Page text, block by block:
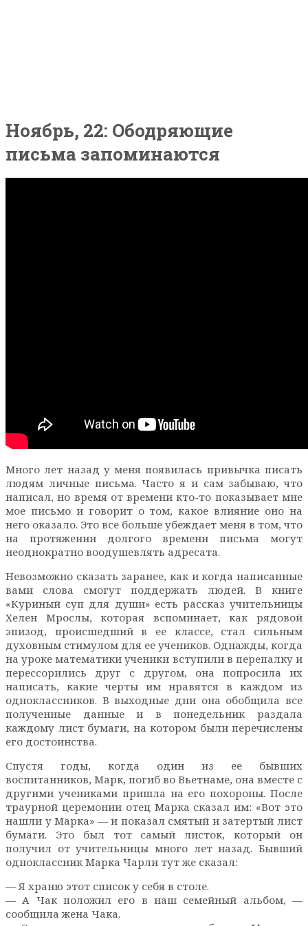
Ноябрь, 22: Ободряющие
письма запоминаются
Много лет назад у меня появилась привычка писать
людям личные письма. Часто я и сам забываю, что
написал, но время от времени кто-то показывает мне
мое письмо и говорит о том, какое влияние оно на
него оказало. Это все больше убеждает меня в том, что
на протяжении долгого времени письма могут
неоднократно воодушевлять адресата.
Невозможно сказать заранее, как и когда написанные
вами слова смогут поддержать людей. В книге
«Куриный суп для души» есть рассказ учительницы
Хелен Мрослы, которая вспоминает, как рядовой
эпизод, происшедший в ее классе, стал сильным
духовным стимулом для ее учеников. Однажды, когда
на уроке математики ученики вступили в перепалку и
перессорились друг с другом, она попросила их
написать, какие черты им нравятся в каждом из
одноклассников. В выходные дни она обобщила все
полученные данные и в понедельник раздала
каждому лист бумаги, на котором были перечислены
его достоинства.
Спустя годы, когда один из ее бывших
воспитанников, Марк, погиб во Вьетнаме, она вместе с
другими учениками пришла на его похороны. После
траурной церемонии отец Марка сказал им: «Вот это
нашли у Марка» — и показал смятый и затертый лист
бумаги. Это был тот самый листок, который он
получил от учительницы много лет назад. Бывший
одноклассник Марка Чарли тут же сказал:
— Я храню этот список у себя в столе.
— А Чак положил его в наш семейный альбом, —
сообщила жена Чака.